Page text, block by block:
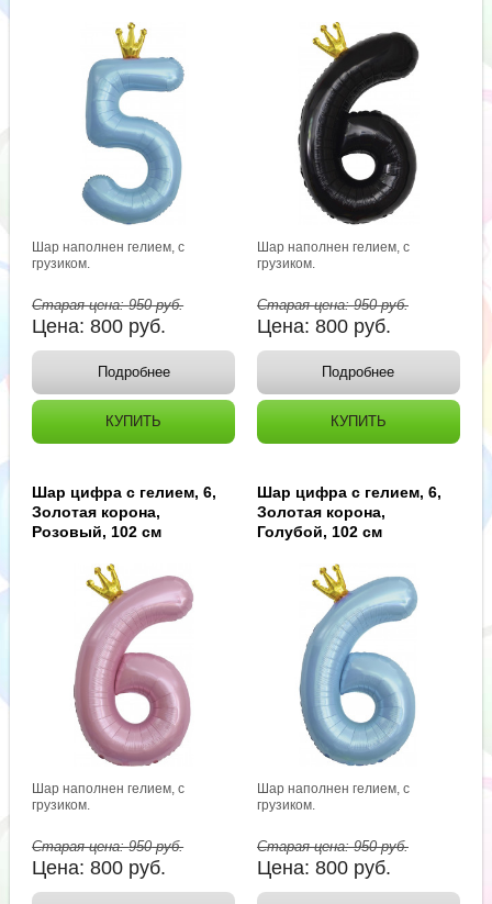
Шар наполнен гелием, с
грузиком.
Старая цена:950руб.
Цена:800 руб.
Подробнее
КУПИТЬ
Шар наполнен гелием, с
грузиком.
Старая цена:950руб.
Цена: 800 руб.
Подробнее
КУПИТЬ
Шар цифра с гелием, 6,
Золотая корона,
Розовый, 102 см
Шар наполнен гелием, с
грузиком.
Старая цена:950руб.
Цена:800 руб.
Шар цифра с гелием, 6,
Золотая корона,
Голубой, 102 см
Шар наполнен гелием, с
грузиком.
Старая цена:950руб.
Цена: 800 руб.